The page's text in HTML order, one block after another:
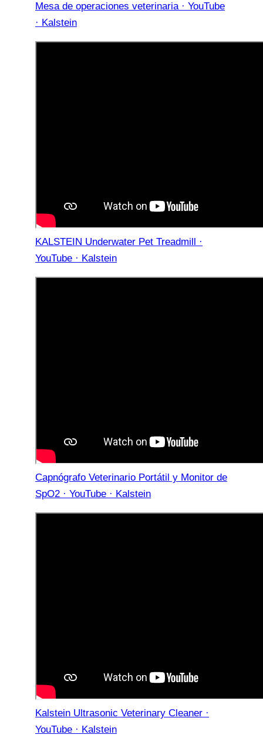
Mesa de operaciones veterinaria · YouTube
· Kalstein
KALSTEIN Underwater Pet Treadmill ·
YouTube · Kalstein
Capnógrafo Veterinario Portátil y Monitor de
SpO2 · YouTube · Kalstein
Kalstein Ultrasonic Veterinary Cleaner ·
YouTube · Kalstein